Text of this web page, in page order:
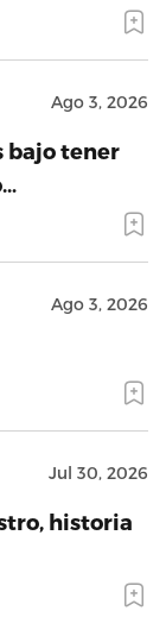
Ago 3, 2026
bajo tener
Ago 3, 2026
Jul 30, 2026
historia